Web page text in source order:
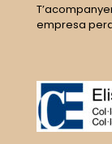
empresa